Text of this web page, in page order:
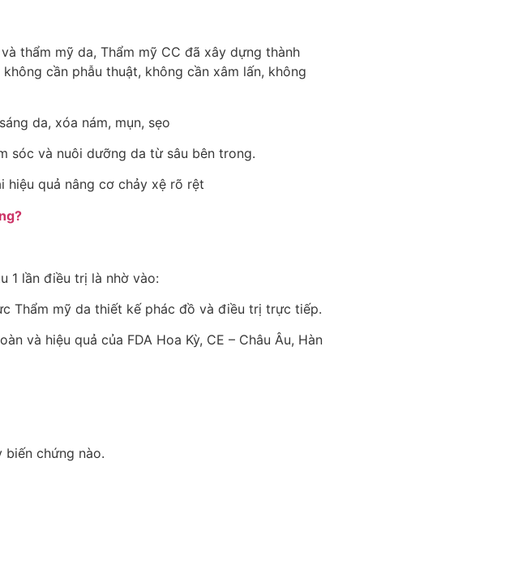
thẩm mỹ da, Thẩm mỹ CC đã xây dựng thành
cần phẫu thuật, không cần xâm lấn, không
da, xóa nám, mụn, sẹo
sóc và nuôi dưỡng da từ sâu bên trong.
hiệu quả nâng cơ chảy xệ rõ rệt
1 lần điều trị là nhờ vào:
Thẩm mỹ da thiết kế phác đồ và điều trị trực tiếp.
và hiệu quả của FDA Hoa Kỳ, CE – Châu Âu, Hàn
biến chứng nào.